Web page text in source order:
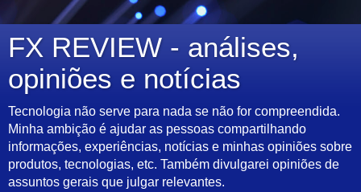
FX REVIEW - análises,
opiniões e notícias
Tecnologia não serve para nada se não for compreendida.
Minha ambição é ajudar as pessoas compartilhando
informações, experiências, notícias e minhas opiniões sobre
produtos, tecnologias, etc. Também divulgarei opiniões de
assuntos gerais que julgar relevantes.